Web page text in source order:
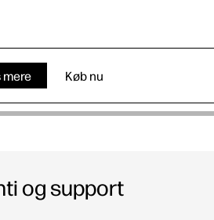
Køb nu
og support